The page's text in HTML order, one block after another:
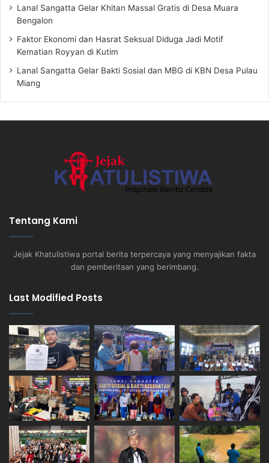
Lanal Sangatta Gelar Khitan Massal Gratis di Desa Muara
Bengalon
Faktor Ekonomi dan Hasrat Seksual Diduga Jadi Motif
Kematian Royyan di Kutim
Lanal Sangatta Gelar Bakti Sosial dan MBG di KBN Desa Pulau
Miang
Tentang Kami
Jejak Khatulistiwa portal berita terpercaya yang menyajikan fakta
dan pemberitaan yang berimbang.
Last Modified Posts